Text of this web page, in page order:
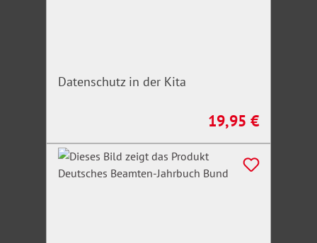
Datenschutz in der Kita
Regulärer Preis:
19,95 €